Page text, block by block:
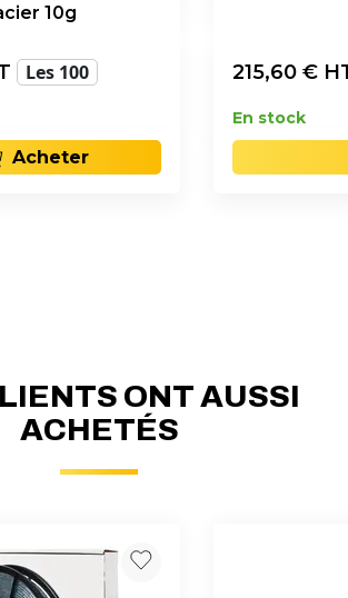
10g
Les 100
Acheter
215,60 €
En stock
ONT AUSSI
ACHETÉS